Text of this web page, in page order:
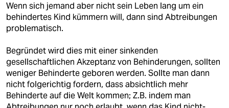
Wenn sich jemand aber nicht sein Leben lang um ein
behindertes Kind kümmern will, dann sind Abtreibungen
problematisch.
Begründet wird dies mit einer sinkenden
gesellschaftlichen Akzeptanz von Behinderungen, sollten
weniger Behinderte geboren werden. Sollte man dann
nicht folgerichtig fordern, dass absichtlich mehr
Behinderte auf die Welt kommen; Z.B. indem man